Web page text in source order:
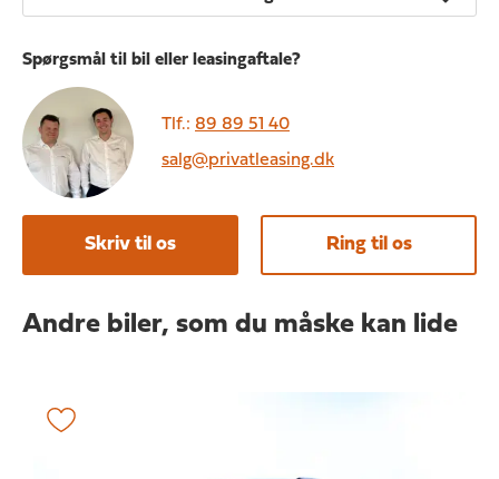
Spørgsmål til bil eller leasingaftale?
Tlf.: 89 89 51 40
salg@privatleasing.dk
Skriv til os Ring til os
Andre biler, som du måske kan lide